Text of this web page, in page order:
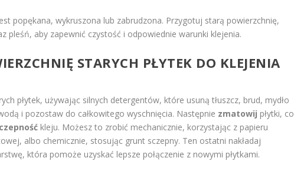
popękana, wykruszona lub zabrudzona. Przygotuj starą powierzchnię,
pleśń, aby zapewnić czystość i odpowiednie warunki klejenia.
STARYCH PŁYTEK DO KLEJENIA
płytek, używając silnych detergentów, które usuną tłuszcz, brud, mydło
i pozostaw do całkowitego wyschnięcia. Następnie zmatowij płytki, co
kleju. Możesz to zrobić mechanicznie, korzystając z papieru
albo chemicznie, stosując grunt sczepny. Ten ostatni nakładaj
która pomoże uzyskać lepsze połączenie z nowymi płytkami.